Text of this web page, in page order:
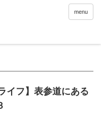
menu
イフ】表参道にある